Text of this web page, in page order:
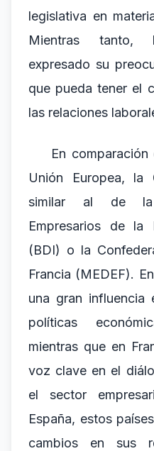
legislativa en
Mientras tanto,
expresado su
que pueda tener el
las relaciones
En
Unión Europea, la
similar al de la
Empresarios de la
(BDI) o la
Francia (MEDEF).
una gran
políticas
mientras que en
voz clave en el
el sector
España, estos
cambios en sus